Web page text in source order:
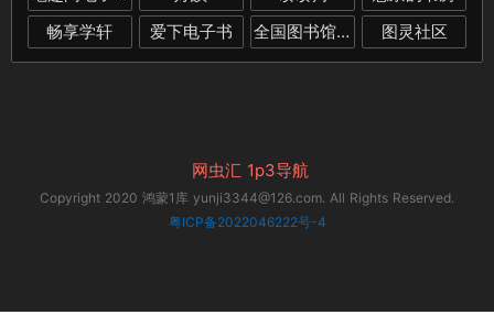
畅享学轩
爱下电子书 全国图书馆参考咨询联盟 图灵社区
网虫汇 1p3导航
Copyright 2020 鸿蒙1库 yunji3344@126.com. All Rights Reserved.
粤ICP备2022046222号-4